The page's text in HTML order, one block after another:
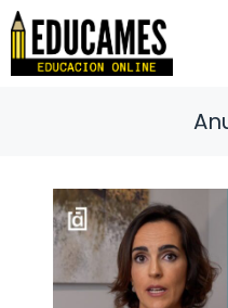
Saltar
contenido